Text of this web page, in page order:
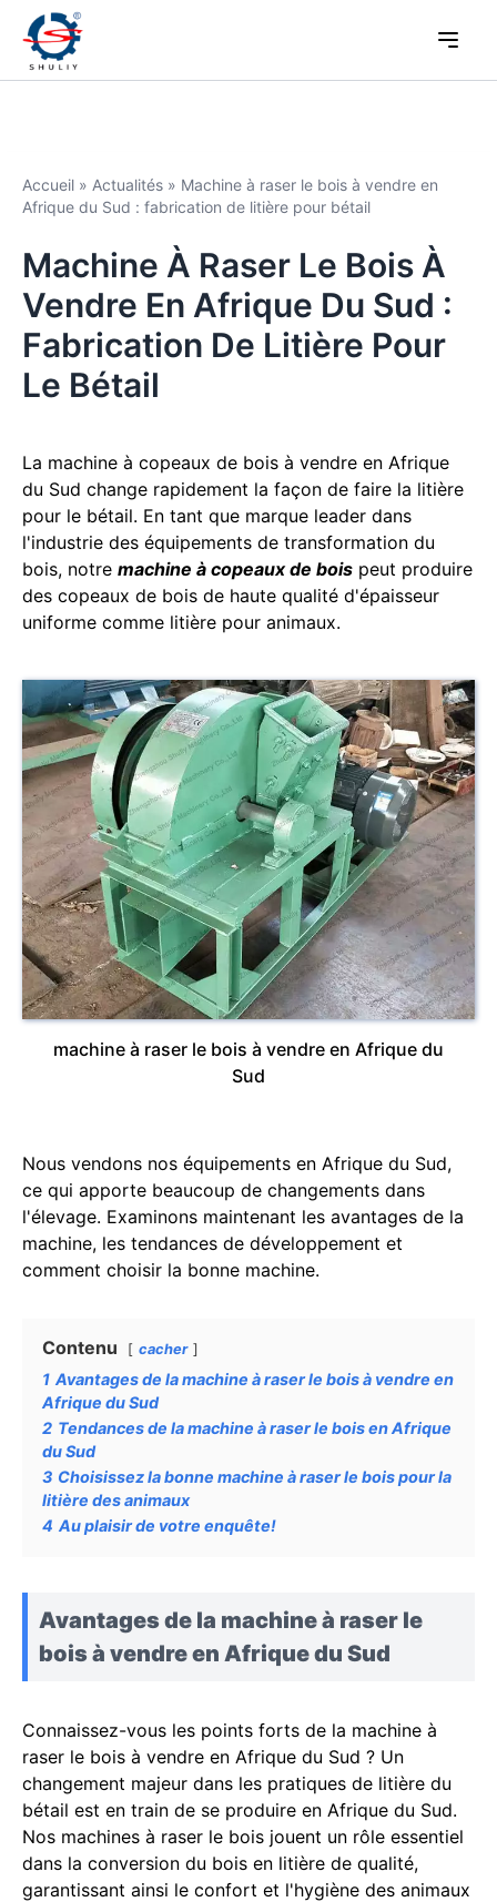
Accueil » Actualités » Machine à raser le bois à vendre en
Afrique du Sud : fabrication de litière pour bétail
Machine À Raser Le Bois À
Vendre En Afrique Du Sud :
Fabrication De Litière Pour
Le Bétail
La machine à copeaux de bois à vendre en Afrique
du Sud change rapidement la façon de faire la litière
pour le bétail. En tant que marque leader dans
l'industrie des équipements de transformation du
bois, notre machine à copeaux de bois peut produire
des copeaux de bois de haute qualité d'épaisseur
uniforme comme litière pour animaux.
machine à raser le bois à vendre en Afrique du
Sud
Nous vendons nos équipements en Afrique du Sud,
ce qui apporte beaucoup de changements dans
l'élevage. Examinons maintenant les avantages de la
machine, les tendances de développement et
comment choisir la bonne machine.
Contenu cacher
1 Avantages de la machine à raser le bois à vendre en
Afrique du Sud
2 Tendances de la machine à raser le bois en Afrique
du Sud
3 Choisissez la bonne machine à raser le bois pour la
litière des animaux
4 Au plaisir de votre enquête!
Avantages de la machine à raser le
bois à vendre en Afrique du Sud
Connaissez-vous les points forts de la machine à
raser le bois à vendre en Afrique du Sud ? Un
changement majeur dans les pratiques de litière du
bétail est en train de se produire en Afrique du Sud.
Nos machines à raser le bois jouent un rôle essentiel
dans la conversion du bois en litière de qualité,
garantissant ainsi le confort et l'hygiène des animaux